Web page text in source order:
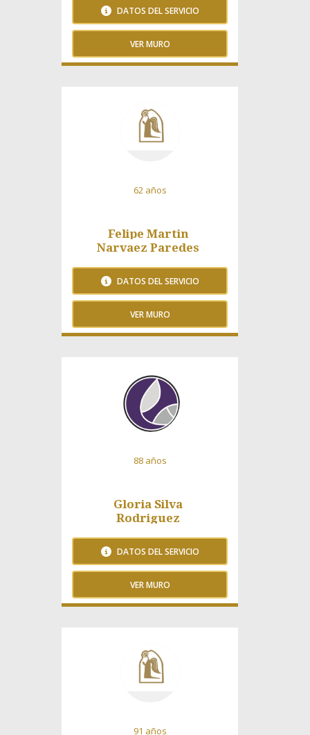
DATOS DEL SERVICIO
VER MURO
Felipe Martin
Narvaez Paredes
62 años
DATOS DEL SERVICIO
VER MURO
Gloria Silva
Rodriguez
88 años
DATOS DEL SERVICIO
VER MURO
91 años